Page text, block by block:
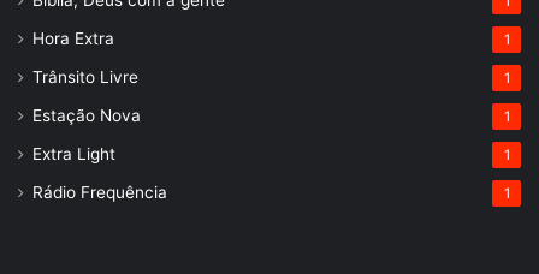
Hora Extra 1
Trânsito Livre 1
Estação Nova 1
Extra Light 1
Rádio Frequência 1